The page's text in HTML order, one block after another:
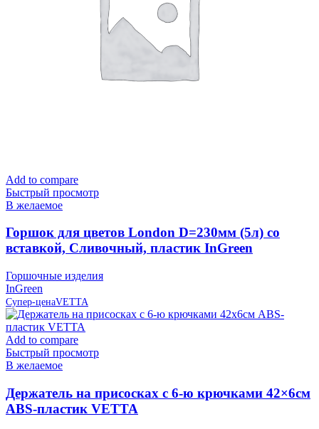
Add to compare
Быстрый просмотр
В желаемое
Горшок для цветов London D=230мм (5л) со
вставкой, Сливочный, пластик InGreen
Горшочные изделия
InGreen
Супер-ценаVETTA
Add to compare
Быстрый просмотр
В желаемое
Держатель на присосках с 6-ю крючками 42×6см
ABS-пластик VETTA